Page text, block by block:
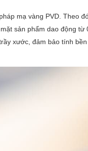
mạ vàng PVD. Theo
sản phẩm dao động
xước, đảm bảo tính